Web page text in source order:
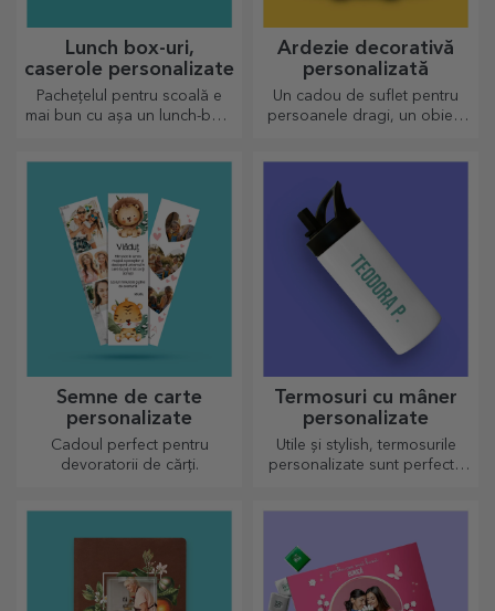
Lunch box-uri,
caserole personalizate
Pachețelul pentru scoală e
mai bun cu așa un lunch-box,
Ardezie decorativă
personalizată
Un cadou de suflet pentru
persoanele dragi, un obiect
Semne de carte
personalizate
Cadoul perfect pentru
devoratorii de cărți.
Termosuri cu mâner
personalizate
Utile și stylish, termosurile
personalizate sunt perfecte